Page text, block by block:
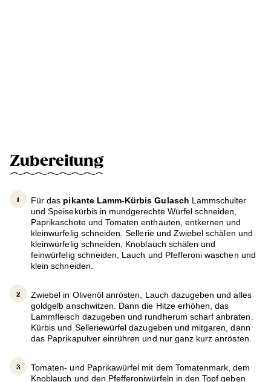
Zubereitung
Für das pikante Lamm-Kürbis Gulasch Lammschulter
und Speisekürbis in mundgerechte Würfel schneiden,
Paprikaschote und Tomaten enthäuten, entkernen und
kleinwürfelig schneiden. Sellerie und Zwiebel schälen und
kleinwürfelig schneiden, Knoblauch schälen und
feinwürfelig schneiden, Lauch und Pfefferoni waschen und
klein schneiden.
Zwiebel in Olivenöl anrösten, Lauch dazugeben und alles
goldgelb anschwitzen. Dann die Hitze erhöhen, das
Lammfleisch dazugeben und rundherum scharf anbraten.
Kürbis und Selleriewürfel dazugeben und mitgaren, dann
das Paprikapulver einrühren und nur ganz kurz anrösten.
Tomaten- und Paprikawürfel mit dem Tomatenmark, dem
Knoblauch und den Pfefferoniwürfeln in den Topf geben